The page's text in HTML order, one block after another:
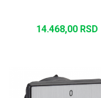
14.468,00 RSD